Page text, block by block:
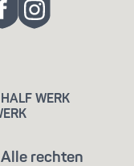
WERK
rechten